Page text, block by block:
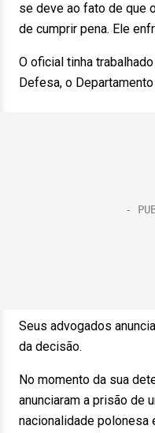
se deve ao fato de que
de cumprir pena. Ele
O oficial tinha
Defesa, o
Seus advogados
da decisão.
No momento da sua
anunciaram a prisão de
nacionalidade polonesa